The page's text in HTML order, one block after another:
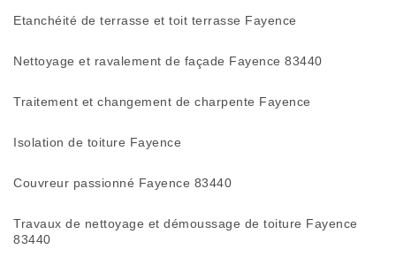
Etanchéité de terrasse et toit terrasse Fayence
Nettoyage et ravalement de façade Fayence 83440
Traitement et changement de charpente Fayence
Isolation de toiture Fayence
Couvreur passionné Fayence 83440
Travaux de nettoyage et démoussage de toiture Fayence
83440